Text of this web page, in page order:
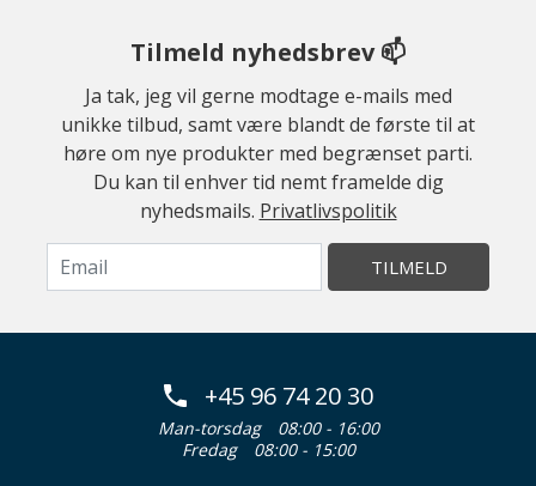
Tilmeld nyhedsbrev 📫
Ja tak, jeg vil gerne modtage e-mails med
unikke tilbud, samt være blandt de første til at
høre om nye produkter med begrænset parti.
Du kan til enhver tid nemt framelde dig
nyhedsmails. Privatlivspolitik
TILMELD
+45 96 74 20 30
Man-torsdag
08:00 - 16:00
Fredag
08:00 - 15:00